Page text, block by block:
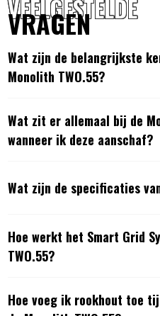
VEELGESTELDE
VRAGEN
Wat zijn de belangrijkste
Monolith TWO.55?
Wat zit er allemaal bij de
wanneer ik deze aanschaf?
Wat zijn de specificaties
Hoe werkt het Smart Grid
TWO.55?
Hoe voeg ik rookhout toe